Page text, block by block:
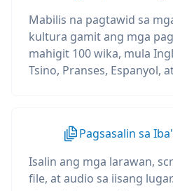
Mabilis na pagtawid sa
kultura gamit ang mga
mahigit 100 wika, mula
Tsino, Pranses, Espanyol,
Pagsasalin sa
Isalin ang mga larawan,
file, at audio sa iisang